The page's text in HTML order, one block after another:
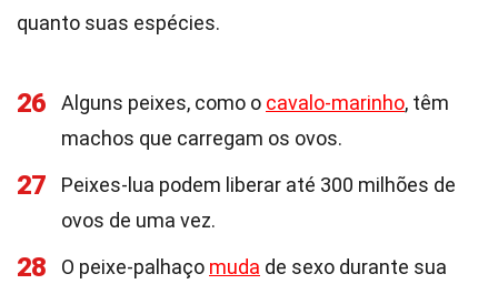
quanto suas espécies.
26 Alguns peixes, como o cavalo-marinho, têm
machos que carregam os ovos.
27
Peixes-lua podem liberar até 300 milhões de
ovos de uma vez.
28 O peixe-palhaço muda de sexo durante sua